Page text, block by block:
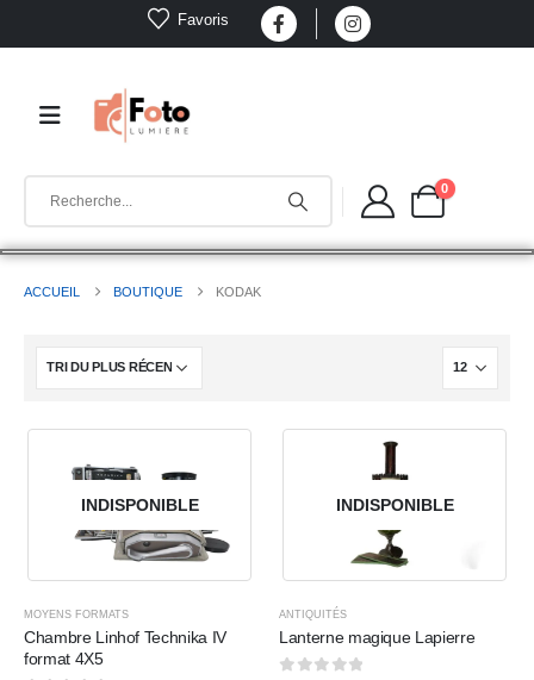
Favoris
0
ACCUEIL BOUTIQUE KODAK
INDISPONIBLE
MOYENS FORMATS
Chambre Linhof Technika IV
format 4X5
INDISPONIBLE
ANTIQUITÉS
Lanterne magique Lapierre